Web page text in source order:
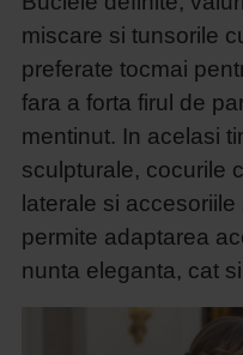
miscare si tunsorile
preferate tocmai
fara a forta firul de
mentinut. In acelasi
sculpturale, cocurile
laterale si
permite adaptarea
nunta eleganta, cat